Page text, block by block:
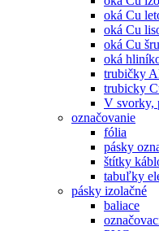
oká Cu
oká Cu
oká Cu
oká
trubičky
trubicky
V svorky,
označovanie
fólia
pásky
štítky
tabuľky
pásky izolačné
baliace